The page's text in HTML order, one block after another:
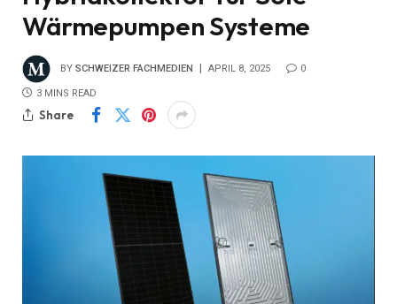
Wärmepumpen Systeme
BY SCHWEIZER FACHMEDIEN APRIL 8, 2025 0
3 MINS READ
Share